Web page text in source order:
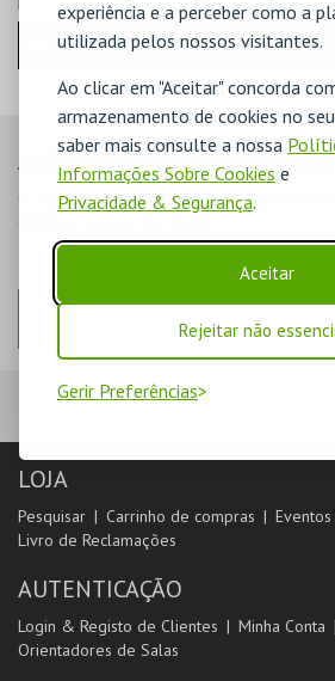
experiência e a perceber como a
utilizada pelos nossos visitantes.
Ao clicar em "Aceitar" concorda
armazenamento de cookies no
saber mais consulte a nossa
Informações Sobre Cookies e
Privacidade & Segurança.
Aceitar
Rejeitar não
Gerir Preferências
Iniciar sessão com a
AINDA NÃO ESTOU REGISTADO
O registo na plataforma BOL permite-lhe
LOJA
Pesquisar Carrinho de compras Eventos
Livro de Reclamações
AUTENTICAÇÃO
Login & Registo de Clientes Minha Conta
Orientadores de Salas